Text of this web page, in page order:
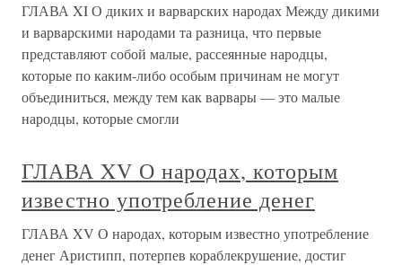
ГЛАВА XI О диких и варварских народах Между дикими
и варварскими народами та разница, что первые
представляют собой малые, рассеянные народцы,
которые по каким-либо особым причинам не могут
объединиться, между тем как варвары — это малые
народцы, которые смогли
ГЛАВА XV О народах, которым
известно употребление денег
ГЛАВА XV О народах, которым известно употребление
денег Аристипп, потерпев кораблекрушение, достиг